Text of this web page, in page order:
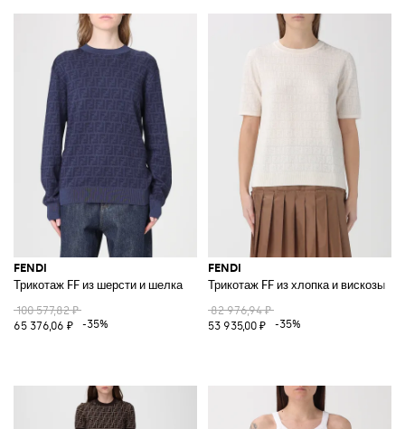
FENDI
Трикотаж FF из шерсти и шелка
100 577,82 ₽
65 376,06 ₽
-35%
FENDI
Трикотаж FF из хлопка и вискозы
82 976,94 ₽
53 935,00 ₽
-35%